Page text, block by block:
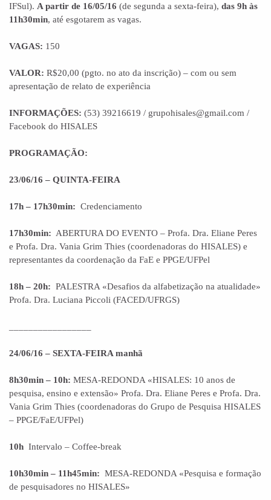
IFSul). A partir de 16/05/16 (de segunda a sexta-feira), das 9h às
11h30min, até esgotarem as vagas.
VAGAS: 150
VALOR: R$20,00 (pgto. no ato da inscrição) – com ou sem
apresentação de relato de experiência
INFORMAÇÕES: (53) 39216619 / grupohisales@gmail.com /
Facebook do HISALES
PROGRAMAÇÃO:
23/06/16 – QUINTA-FEIRA
17h – 17h30min: Credenciamento
17h30min: ABERTURA DO EVENTO – Profa. Dra. Eliane Peres
e Profa. Dra. Vania Grim Thies (coordenadoras do HISALES) e
representantes da coordenação da FaE e PPGE/UFPel
18h – 20h: PALESTRA «Desafios da alfabetização na atualidade»
Profa. Dra. Luciana Piccoli (FACED/UFRGS)
24/06/16 – SEXTA-FEIRA manhã
8h30min – 10h: MESA-REDONDA «HISALES: 10 anos de
pesquisa, ensino e extensão» Profa. Dra. Eliane Peres e Profa. Dra.
Vania Grim Thies (coordenadoras do Grupo de Pesquisa HISALES
– PPGE/FaE/UFPel)
10h Intervalo – Coffee-break
10h30min – 11h45min: MESA-REDONDA «Pesquisa e formação
de pesquisadores no HISALES»